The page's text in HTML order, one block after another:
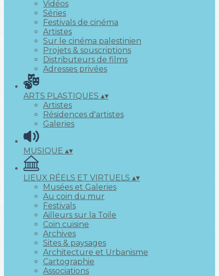
Vidéos
Séries
Festivals de cinéma
Artistes
Sur le cinéma palestinien
Projets & souscriptions
Distributeurs de films
Adresses privées
ARTS PLASTIQUES ▴▾
Artistes
Résidences d'artistes
Galeries
MUSIQUE ▴▾
LIEUX RÉELS ET VIRTUELS ▴▾
Musées et Galeries
Au coin du mur
Festivals
Ailleurs sur la Toile
Coin cuisine
Archives
Sites & paysages
Architecture et Urbanisme
Cartographie
Associations